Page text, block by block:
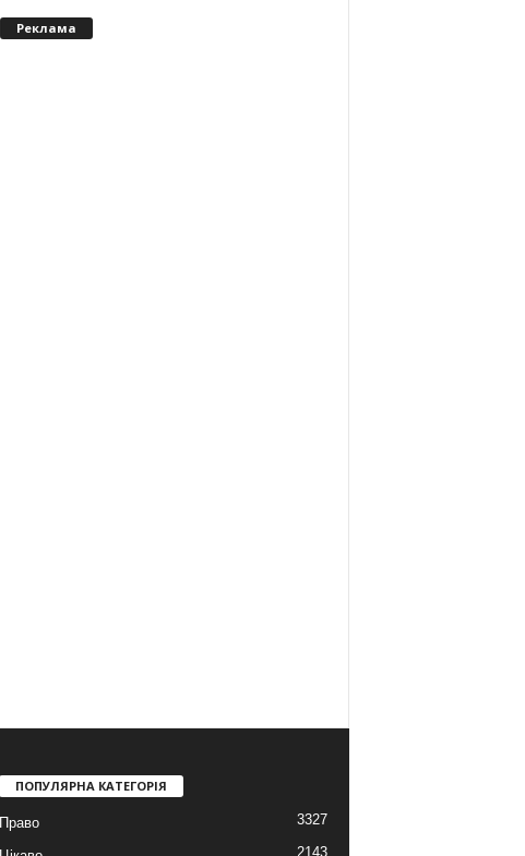
Реклама
ПОПУЛЯРНА КАТЕГОРІЯ
Право 3327
2143